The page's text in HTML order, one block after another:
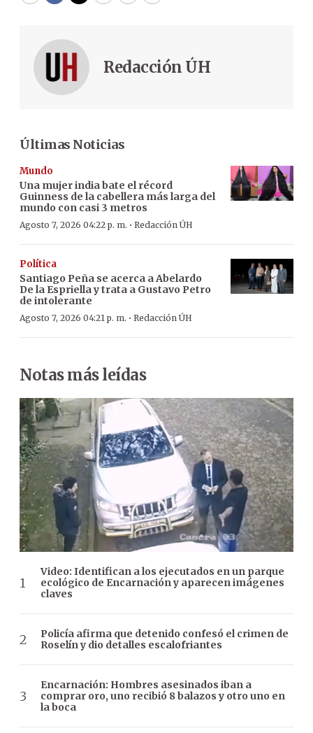
Redacción ÚH
Últimas Noticias
Mundo
Una mujer india bate el récord
Guinness de la cabellera más larga del
mundo con casi 3 metros
Agosto 7, 2026 04:22 p. m. · Redacción ÚH
Política
Santiago Peña se acerca a Abelardo
De la Espriella y trata a Gustavo Petro
de intolerante
Agosto 7, 2026 04:21 p. m. · Redacción ÚH
Notas más leídas
Video: Identifican a los ejecutados en un parque
ecológico de Encarnación y aparecen imágenes
claves
Policía afirma que detenido confesó el crimen de
Roselín y dio detalles escalofriantes
Encarnación: Hombres asesinados iban a
comprar oro, uno recibió 8 balazos y otro uno en
la boca